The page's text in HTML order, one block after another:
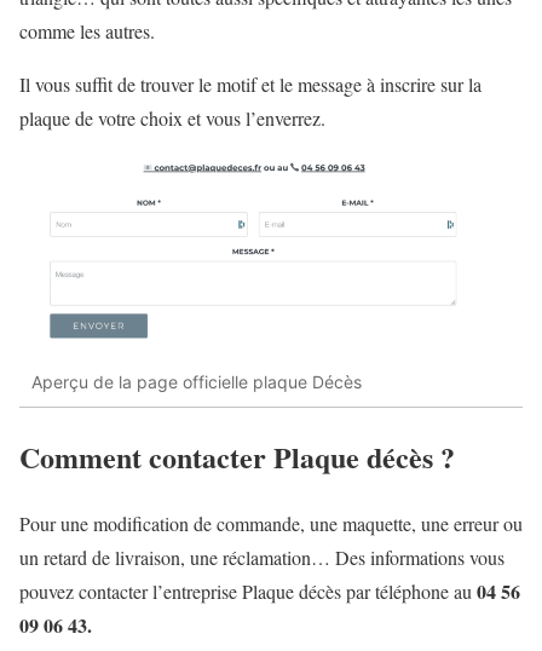
comme les autres.
Il vous suffit de trouver le motif et le message à inscrire sur la
plaque de votre choix et vous l’enverrez.
Aperçu de la page officielle plaque Décès
Comment contacter Plaque décès ?
Pour une modification de commande, une maquette, une erreur ou
un retard de livraison, une réclamation… Des informations vous
pouvez contacter l’entreprise Plaque décès par téléphone au 04 56
09 06 43.